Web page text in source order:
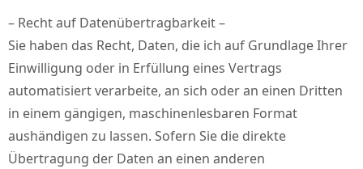
– Recht auf Datenübertragbarkeit –
Sie haben das Recht, Daten, die ich auf Grundlage Ihrer
Einwilligung oder in Erfüllung eines Vertrags
automatisiert verarbeite, an sich oder an einen Dritten
in einem gängigen, maschinenlesbaren Format
aushändigen zu lassen. Sofern Sie die direkte
Übertragung der Daten an einen anderen